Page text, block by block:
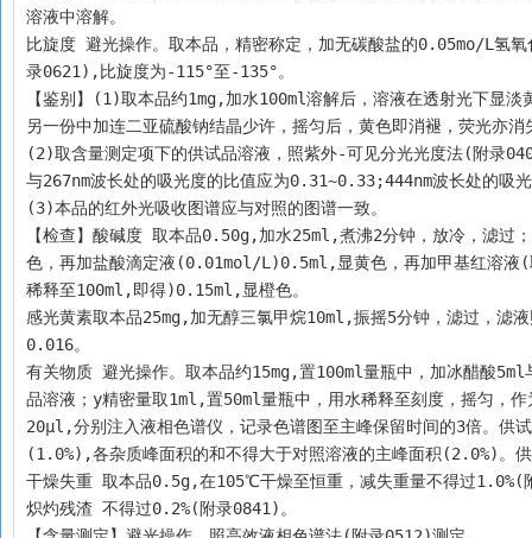
溶液中溶解。
比旋度 避光操作。取本品，精密称定，加无碳酸盐的0.05mo/L氢
录0621),比旋度为-115°至-135°。
【鉴别】(1)取本品约1mg,加水100ml溶解后，溶液在透射光下显
另一份中加连二亚硫酸钠结晶少许，摇匀后，黄色即消褪，荧光亦消
(2)取含量测定项下的供试品溶液，照紫外-可见分光光度法(附录
与267nm波长处的吸光度的比值应为0.31~0.33;444nm波长处的吸
(3)本品的红外光吸收图谱应与对照的图谱一致。
【检查】酸碱度 取本品0.50g,加水25ml,煮沸2分钟，放冷，滤
色，再加盐酸滴定液(0.01mol/L)0.5ml,显黄色，再加甲基红溶液
稀释至100ml,即得)0.15ml,显橙色。
感光黄素取本品25mg,加无醇三氯甲烷10ml,振摇5分钟，滤过，滤
0.016。
有关物质 避光操作。取本品约15mg,置100ml量瓶中，加冰醋酸
品溶液；y精密量取1ml,置50ml量瓶中，用水稀释至刻度，摇匀，
20μl,分别注入液相色谱仪，记录色谱图至主峰保留时间的3倍。供
(1.0%),各杂质峰面积的和不得大于对照溶液的主峰面积(2.0%)。
干燥失重 取本品0.5g,在105℃干燥至恒重，减失重量不得过1.0%(
炽灼残渣 不得过0.2%(附录0841)。